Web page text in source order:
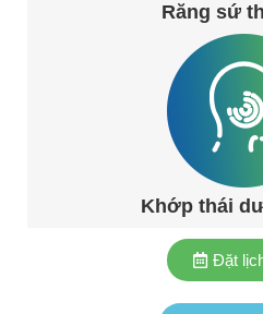
Răng sứ
Khớp thái
Đặt